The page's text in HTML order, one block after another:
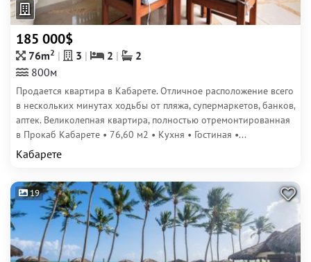
185 000$
76m2 3 2
2
800м
Продается квартира в Кабарете. Отличное расположение всего
в нескольких минутах ходьбы от пляжа, супермаркетов, банков,
аптек. Великолепная квартира, полностью отремонтированная
в Прокаб Кабарете • 76,60 м2 • Кухня • Гостиная •...
Кабарете
19